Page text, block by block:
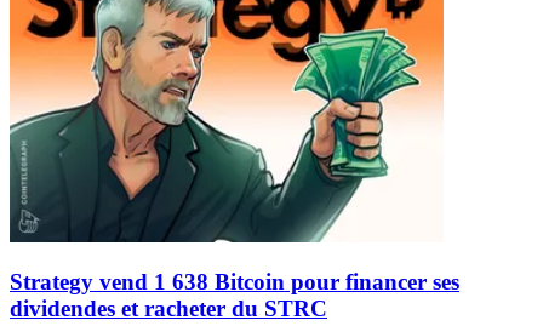
Strategy vend 1 638 Bitcoin pour financer ses
dividendes et racheter du STRC